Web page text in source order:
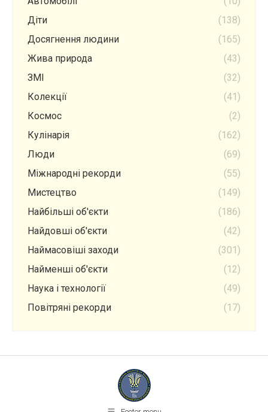
Діти
(138)
Досягнення людини
(165)
Жива природа
(43)
ЗМІ
(32)
Колекції
(41)
Космос
(2)
Кулінарія
(162)
Люди
(69)
Міжнародні рекорди
(55)
Мистецтво
(149)
Найбільші об'єкти
(186)
Найдовші об'єкти
(42)
Наймасовіші заходи
(301)
Найменші об'єкти
(12)
Наука і технології
(49)
Повітряні рекорди
(17)